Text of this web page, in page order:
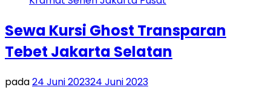
Sewa Kursi Ghost Transparan
Tebet Jakarta Selatan
pada24 Juni 202324 Juni 2023